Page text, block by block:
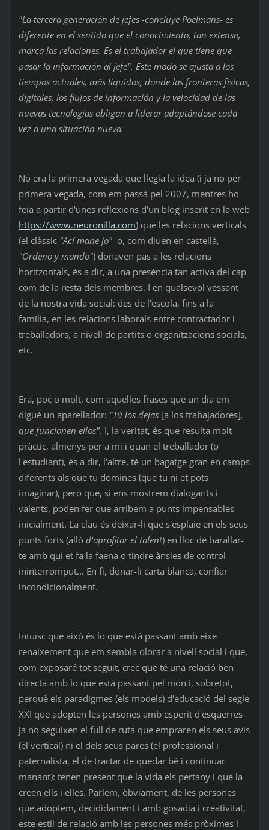
"La tercera generación de jefes -concluye Poelmans- es
diferente en el sentido que el conocimiento, tan extenso,
marca las relaciones. Es el trabajador el que tiene que
pasar la información al jefe". Este modo se ajusta a los
tiempos actuales, más líquidos, donde las fronteras físicas,
digitales, los flujos de información y la velocidad de las
nuevas tecnologías obligan a liderar adaptándose cada
vez a una situación nueva.
No era la primera vegada que llegia la idea (i ja no per
primera vegada, com em passà pel 2007, mentres ho
feia a partir d'unes reflexions d'un blog inserit en la web
https://www.neuronilla.com) que les relacions verticals
(el clàssic "Ací mane jo"o, com diuen en castellà,
"Ordeno y mando") donaven pas a les relacions
horitzontals, és a dir, a una presència tan activa del cap
com de la resta dels membres. I en qualsevol vessant
de la nostra vida social: des de l'escola, fins a la
família, en les relacions laborals entre contractador i
treballadors, a nivell de partits o organitzacions socials,
etc.
Era, poc o molt, com aquelles frases que un dia em
digué un aparellador: "Tú los dejas [a los trabajadores],
que funcionen ellos". I, la veritat, és que resulta molt
pràctic, almenys per a mi i quan el treballador (o
l'estudiant), és a dir, l'altre, té un bagatge gran en camps
diferents als que tu domines (que tu ni et pots
imaginar), però que, si ens mostrem dialogants i
valents, poden fer que arribem a punts impensables
inicialment. La clau és deixar-li que s'esplaie en els seus
punts forts (allò d'aprofitar el talent) en lloc de barallar-
te amb qui et fa la faena o tindre ànsies de control
ininterromput... En fi, donar-li carta blanca, confiar
incondicionalment.
Intuïsc que això és lo que està passant amb eixe
renaixement que em sembla olorar a nivell social i que,
com exposaré tot seguit, crec que té una relació ben
directa amb lo que està passant pel món i, sobretot,
perquè els paradigmes (els models) d'educació del segle
XXI que adopten les persones amb esperit d'esquerres
ja no seguixen el full de ruta que empraren els seus avis
(el vertical) ni el dels seus pares (el professional i
paternalista, el de tractar de quedar bé i continuar
manant): tenen present que la vida els pertany i que la
creen ells i elles. Parlem, òbviament, de les persones
que adoptem, decididament i amb gosadia i creativitat,
este estil de relació amb les persones més pròximes i